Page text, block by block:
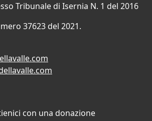
Tribunale di Isernia N. 1 del 2016
37623 del 2021.
con una donazione